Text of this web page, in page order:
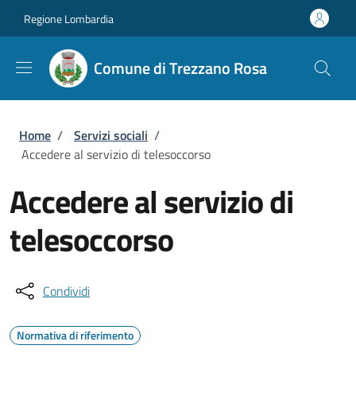
Regione Lombardia
Comune di Trezzano Rosa
Briciole di pane
Home / Servizi sociali /
Accedere al servizio di telesoccorso
Accedere al servizio di
telesoccorso
Condividi
Normativa di riferimento